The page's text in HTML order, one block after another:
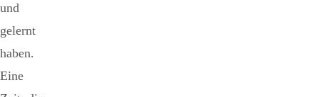
und
gelernt
haben.
Eine